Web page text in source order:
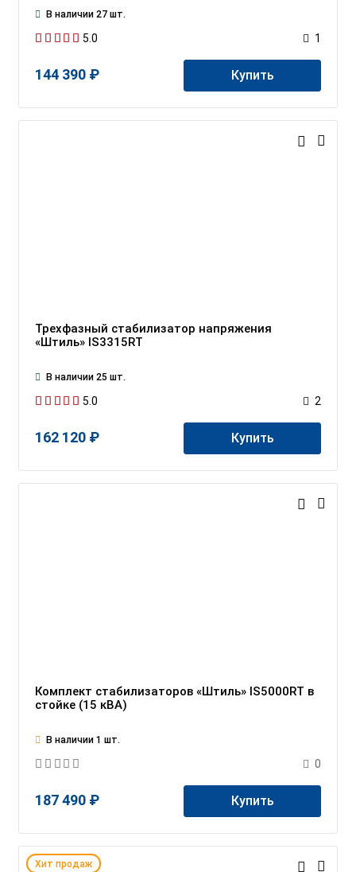
В наличии 27 шт.
5.0 1
144 390 ₽ Купить
Трехфазный стабилизатор напряжения
«Штиль» IS3315RT
В наличии 25 шт.
5.0 2
162 120 ₽ Купить
Комплект стабилизаторов «Штиль» IS5000RT в
стойке (15 кВА)
В наличии 1 шт.
0
187 490 ₽ Купить
Хит продаж